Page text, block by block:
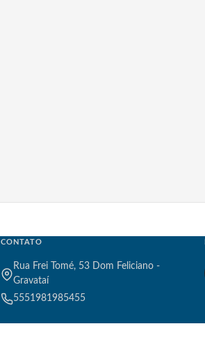
CONTATO
Rua Frei Tomé, 53 Dom Feliciano -
Gravataí
5551981985455